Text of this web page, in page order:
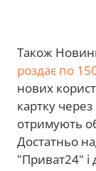
Також
роздає по
нових
картку
отримують
Достатньо
"Приват24" і